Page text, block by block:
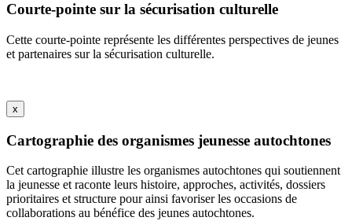
Courte-pointe sur la sécurisation culturelle
Cette courte-pointe représente les différentes perspectives de jeunes
et partenaires sur la sécurisation culturelle.
x
Cartographie des organismes jeunesse autochtones
Cet cartographie illustre les organismes autochtones qui soutiennent
la jeunesse et raconte leurs histoire, approches, activités, dossiers
prioritaires et structure pour ainsi favoriser les occasions de
collaborations au bénéfice des jeunes autochtones.